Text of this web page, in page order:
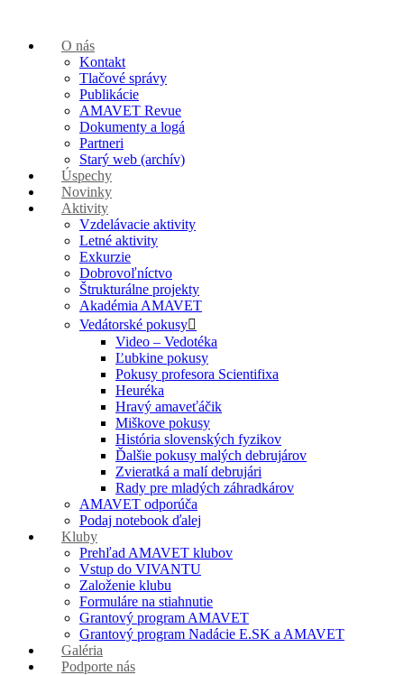
O nás
Kontakt
Tlačové správy
Publikácie
AMAVET Revue
Dokumenty a logá
Partneri
Starý web (archív)
Úspechy
Novinky
Aktivity
Vzdelávacie aktivity
Letné aktivity
Exkurzie
Dobrovoľníctvo
Štrukturálne projekty
Akadémia AMAVET
Vedátorské pokusy
Video – Vedotéka
Ľubkine pokusy
Pokusy profesora Scientifixa
Heuréka
Hravý amaveťáčik
Miškove pokusy
História slovenských fyzikov
Ďalšie pokusy malých debrujárov
Zvieratká a malí debrujári
Rady pre mladých záhradkárov
AMAVET odporúča
Podaj notebook ďalej
Kluby
Prehľad AMAVET klubov
Vstup do VIVANTU
Založenie klubu
Formuláre na stiahnutie
Grantový program AMAVET
Grantový program Nadácie E.SK a AMAVET
Galéria
Podporte nás